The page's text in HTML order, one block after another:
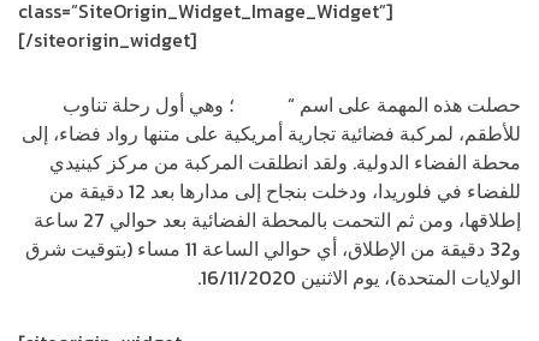
class=”SiteOrigin_Widget_Image_Widget”]
[/siteorigin_widget]
حصلت هذه المهمة على اسم “
؛ وهي أول رحلة تناوب
للأطقم، لمركبة فضائية تجارية أمريكية على متنها رواد فضاء، إلى
محطة الفضاء الدولية. ولقد انطلقت المركبة من مركز كينيدي
للفضاء في فلوريدا، ودخلت بنجاح إلى مدارها بعد 12 دقيقة من
إطلاقها، ومن ثم التحمت بالمحطة الفضائية بعد حوالي 27 ساعة
و32 دقيقة من الإطلاق، أي حوالي الساعة 11 مساء (بتوقيت شرق
الولايات المتحدة)، يوم الاثنين 16/11/2020.